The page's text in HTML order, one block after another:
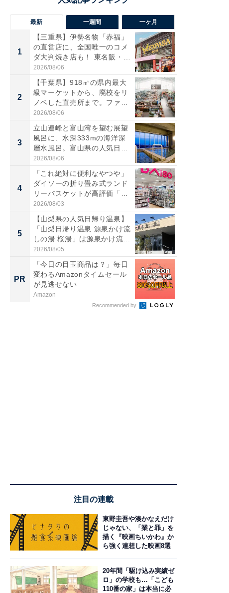
最新 一週間 一ヶ月
1
【三重県】伊勢名物「赤福」
の直営店に、全国唯一のコメ
ダ大判焼き店も！ 東名阪・
伊...
2026/08/06
2
【千葉県】918㎡の県内最大
級マーケットから、廃校をリ
ノベした直売所まで。ファ
ー...
2026/08/06
3
立山連峰と富山湾を望む展望
風呂に、水深333mの海洋深
層水風呂。富山県の人気日
帰...
2026/08/06
4
「これ絶対に便利なやつや」
ダイソーの折り畳み式ランド
リーバスケットが高評価「使
わ...
2026/08/03
5
【山梨県の人気日帰り温泉】
「山梨日帰り温泉 源泉かけ流
しの湯 桜湯」は源泉かけ流...
2026/08/05
PR
「今日の目玉商品は？」毎日
変わるAmazonタイムセール
が見逃せない
Amazon
Recommended by
注目の連載
東野圭吾や湊かなえだけ
じゃない、「業と罪」を
描く『映画ちいかわ』か
ら強く連想した映画8選
20年間「駆け込み実績ゼ
ロ」の学校も…「こども
110番の家」は本当に必